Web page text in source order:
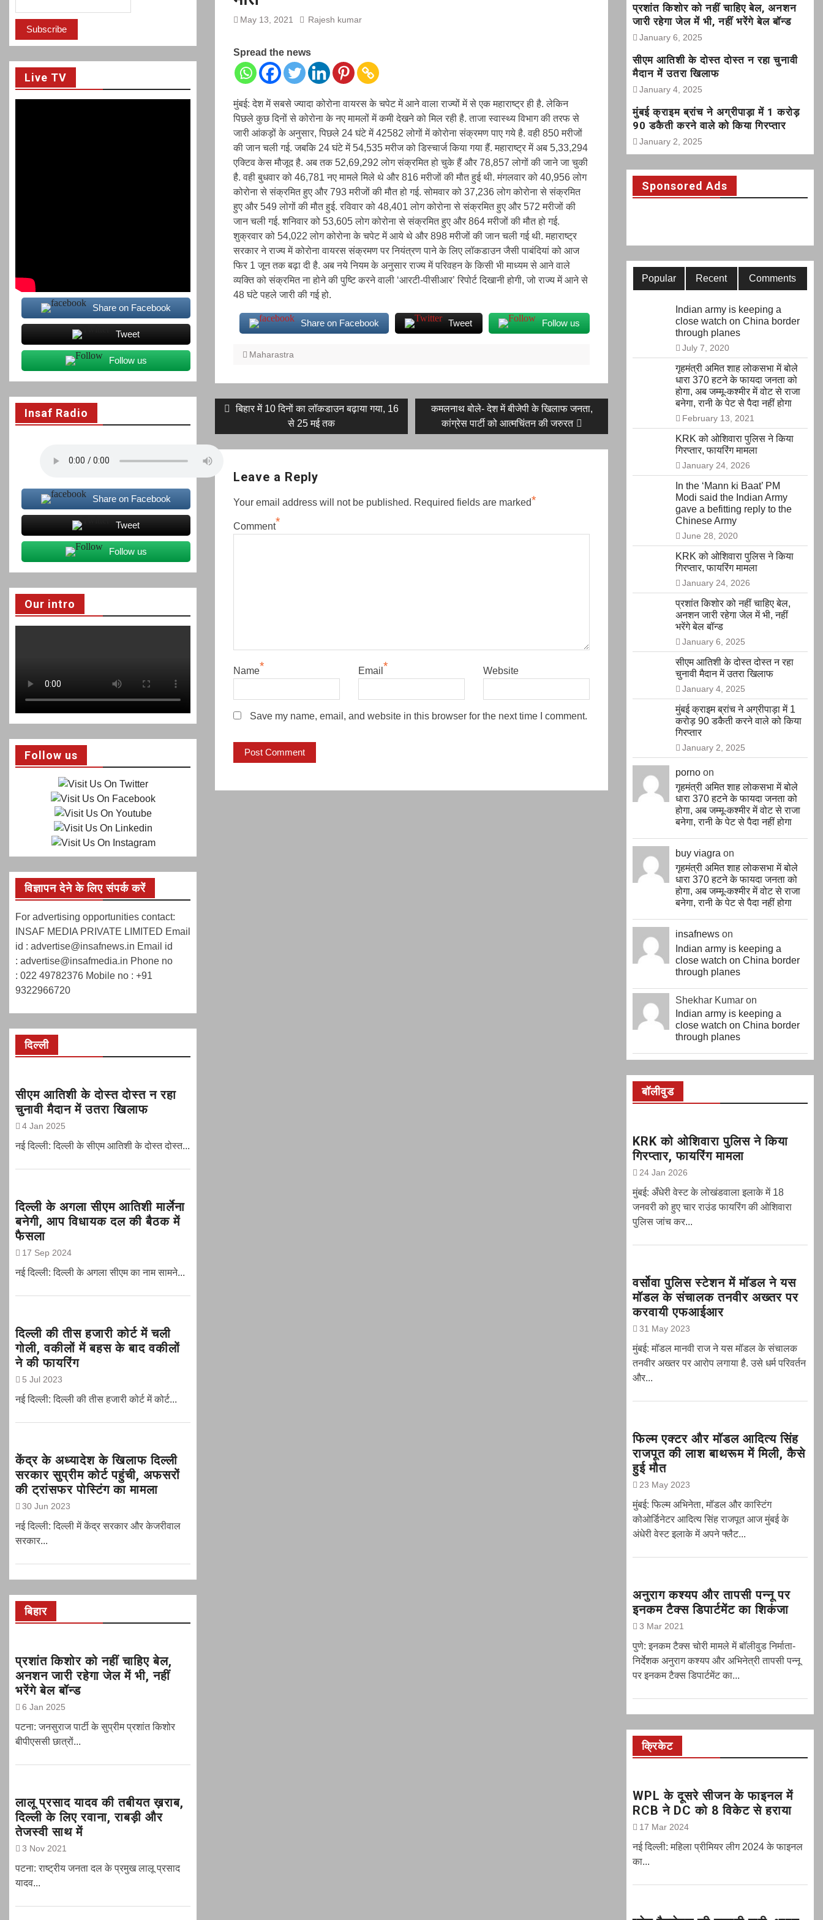
सस्ते सोने के नाम पर ठगी, 5 लाख का लगा चूना
May 13, 2021 Rajesh kumar
Spread the news
मुंबई: देश में सबसे ज्यादा कोरोना वायरस के चपेट में आने वाला राज्यों में से एक महाराष्ट्र ही है. लेकिन
पिछले कुछ दिनों से कोरोना के नए मामलों में कमी देखने को मिल रही है. ताजा स्वास्थ्य विभाग की तरफ से
जारी आंकड़ों के अनुसार, पिछले 24 घंटे में 42582 लोगों में कोरोना संक्रमण पाए गये है. वही 850 मरीजों
की जान चली गई. जबकि 24 घंटे में 54,535 मरीज को डिस्चार्ज किया गया हैं. महाराष्ट्र में अब 5,33,294
एक्टिव केस मौजूद है. अब तक 52,69,292 लोग संक्रमित हो चुके हैं और 78,857 लोगों की जाने जा चुकी
है. वही बुधवार को 46,781 नए मामले मिले थे और 816 मरीजों की मौत हुई थी. मंगलवार को 40,956 लोग
कोरोना से संक्रमित हुए और 793 मरीजों की मौत हो गई. सोमवार को 37,236 लोग कोरोना से संक्रमित
हुए और 549 लोगों की मौत हुई. रविवार को 48,401 लोग कोरोना से संक्रमित हुए और 572 मरीजों की
जान चली गई. शनिवार को 53,605 लोग कोरोना से संक्रमित हुए और 864 मरीजों की मौत हो गई.
शुक्रवार को 54,022 लोग कोरोना के चपेट में आये थे और 898 मरीजों की जान चली गई थी. महाराष्ट्र
सरकार ने राज्य में कोरोना वायरस संक्रमण पर नियंत्रण पाने के लिए लॉकडाउन जैसी पाबंदियां को आज
फिर 1 जून तक बढ़ा दी है. अब नये नियम के अनुसार राज्य में परिवहन के किसी भी माध्यम से आने वाले
व्यक्ति को संक्रमित ना होने की पुष्टि करने वाली ‘आरटी-पीसीआर’ रिपोर्ट दिखानी होगी, जो राज्य में आने से
48 घंटे पहले जारी की गई हो.
Share on Facebook Tweet Follow us
Maharastra
PostPrevious
बिहार में 10 दिनों का लॉकडाउन बढ़ाया गया, 16
से 25 मई तक
Next
post:
कमलनाथ बोले- देश में बीजेपी के खिलाफ जनता,
कांग्रेस पार्टी को आत्मचिंतन की जरुरत
Leave a Reply
Your email address will not be published. Required fields are marked*
Comment*
Name* Email * Website
Save my name, email, and website in this browser for the next time I comment.
प्रशांत किशोर को नहीं चाहिए बेल, अनशन
जारी रहेगा जेल में भी, नहीं भरेंगे बेल बॉन्ड
January 6, 2025
सीएम आतिशी के दोस्त दोस्त न रहा चुनावी
मैदान में उतरा खिलाफ
January 4, 2025
मुंबई क्राइम ब्रांच ने अग्रीपाड़ा में 1 करोड़
90 डकैती करने वाले को किया गिरप्तार
January 2, 2025
Sponsored Ads
Popular Recent Comments
Indian army is keeping a
close watch on China border
through planes
July 7, 2020
गृहमंत्री अमित शाह लोकसभा में बोले
धारा 370 हटने के फायदा जनता को
होगा, अब जम्मू-कश्मीर में वोट से राजा
बनेगा, रानी के पेट से पैदा नहीं होगा
February 13, 2021
KRK को ओशिवारा पुलिस ने किया
गिरप्तार, फायरिंग मामला
January 24, 2026
In the ‘Mann ki Baat’ PM
Modi said the Indian Army
gave a befitting reply to the
Chinese Army
June 28, 2020
KRK को ओशिवारा पुलिस ने किया
गिरप्तार, फायरिंग मामला
January 24, 2026
प्रशांत किशोर को नहीं चाहिए बेल,
अनशन जारी रहेगा जेल में भी, नहीं
भरेंगे बेल बॉन्ड
January 6, 2025
सीएम आतिशी के दोस्त दोस्त न रहा
चुनावी मैदान में उतरा खिलाफ
January 4, 2025
मुंबई क्राइम ब्रांच ने अग्रीपाड़ा में 1
करोड़ 90 डकैती करने वाले को किया
गिरप्तार
January 2, 2025
porno on
गृहमंत्री अमित शाह लोकसभा में बोले
धारा 370 हटने के फायदा जनता को
होगा, अब जम्मू-कश्मीर में वोट से राजा
बनेगा, रानी के पेट से पैदा नहीं होगा
buy viagra on
गृहमंत्री अमित शाह लोकसभा में बोले
धारा 370 हटने के फायदा जनता को
होगा, अब जम्मू-कश्मीर में वोट से राजा
बनेगा, रानी के पेट से पैदा नहीं होगा
insafnews on
Indian army is keeping a
close watch on China border
through planes
Shekhar Kumar on
Indian army is keeping a
close watch on China border
through planes
बॉलीवुड
KRK को ओशिवारा पुलिस ने किया
गिरप्तार, फायरिंग मामला
24 Jan 2026
मुंबई: अँधेरी वेस्ट के लोखंडवाला इलाके में 18
जनवरी को हुए चार राउंड फायरिंग की ओशिवारा
पुलिस जांच कर...
वर्सोवा पुलिस स्टेशन में मॉडल ने यस
मॉडल के संचालक तनवीर अख्तर पर
करवायी एफआईआर
31 May 2023
मुंबई: मॉडल मानवी राज ने यस मॉडल के संचालक
तनवीर अख्तर पर आरोप लगाया है. उसे धर्म परिवर्तन
और...
फिल्म एक्टर और मॉडल आदित्य सिंह
राजपूत की लाश बाथरूम में मिली, कैसे
हुई मौत
23 May 2023
मुंबई: फिल्म अभिनेता, मॉडल और कास्टिंग
कोओर्डिनेटर आदित्य सिंह राजपूत आज मुंबई के
अंधेरी वेस्ट इलाके में अपने फ्लैट...
अनुराग कश्यप और तापसी पन्नू पर
इनकम टैक्स डिपार्टमेंट का शिकंजा
3 Mar 2021
पुणे: इनकम टैक्स चोरी मामले में बॉलीवुड निर्माता-
निर्देशक अनुराग कश्यप और अभिनेत्री तापसी पन्नू
पर इनकम टैक्स डिपार्टमेंट का...
क्रिकेट
WPL के दूसरे सीजन के फाइनल में
RCB ने DC को 8 विकेट से हराया
17 Mar 2024
नई दिल्ली: महिला प्रीमियर लीग 2024 के फाइनल
का...
Live TV
Share on Facebook
Tweet
Follow us
Insaf Radio
Share on Facebook
Tweet
Follow us
Our intro
Follow us
विज्ञापन देने के लिए संपर्क करें
For advertising opportunities contact:
INSAF MEDIA PRIVATE LIMITED Email
id : advertise@insafnews.in Email id
: advertise@insafmedia.in Phone no
: 022 49782376 Mobile no : +91
9322966720
दिल्ली
सीएम आतिशी के दोस्त दोस्त न रहा
चुनावी मैदान में उतरा खिलाफ
4 Jan 2025
नई दिल्ली: दिल्ली के सीएम आतिशी के दोस्त दोस्त...
दिल्ली के अगला सीएम आतिशी मार्लेना
बनेगी, आप विधायक दल की बैठक में
फैसला
17 Sep 2024
नई दिल्ली: दिल्ली के अगला सीएम का नाम सामने...
दिल्ली की तीस हजारी कोर्ट में चली
गोली, वकीलों में बहस के बाद वकीलों
ने की फायरिंग
5 Jul 2023
नई दिल्ली: दिल्ली की तीस हजारी कोर्ट में कोर्ट...
केंद्र के अध्यादेश के खिलाफ दिल्ली
सरकार सुप्रीम कोर्ट पहुंची, अफसरों
की ट्रांसफर पोस्टिंग का मामला
30 Jun 2023
नई दिल्‍ली: दिल्ली में केंद्र सरकार और केजरीवाल
सरकार...
बिहार
प्रशांत किशोर को नहीं चाहिए बेल,
अनशन जारी रहेगा जेल में भी, नहीं
भरेंगे बेल बॉन्ड
6 Jan 2025
पटना: जनसुराज पार्टी के सुप्रीम प्रशांत किशोर
बीपीएससी छात्रों...
लालू प्रसाद यादव की तबीयत ख़राब,
दिल्ली के लिए रवाना, राबड़ी और
तेजस्वी साथ में
3 Nov 2021
पटना: राष्ट्रीय जनता दल के प्रमुख लालू प्रसाद
यादव...